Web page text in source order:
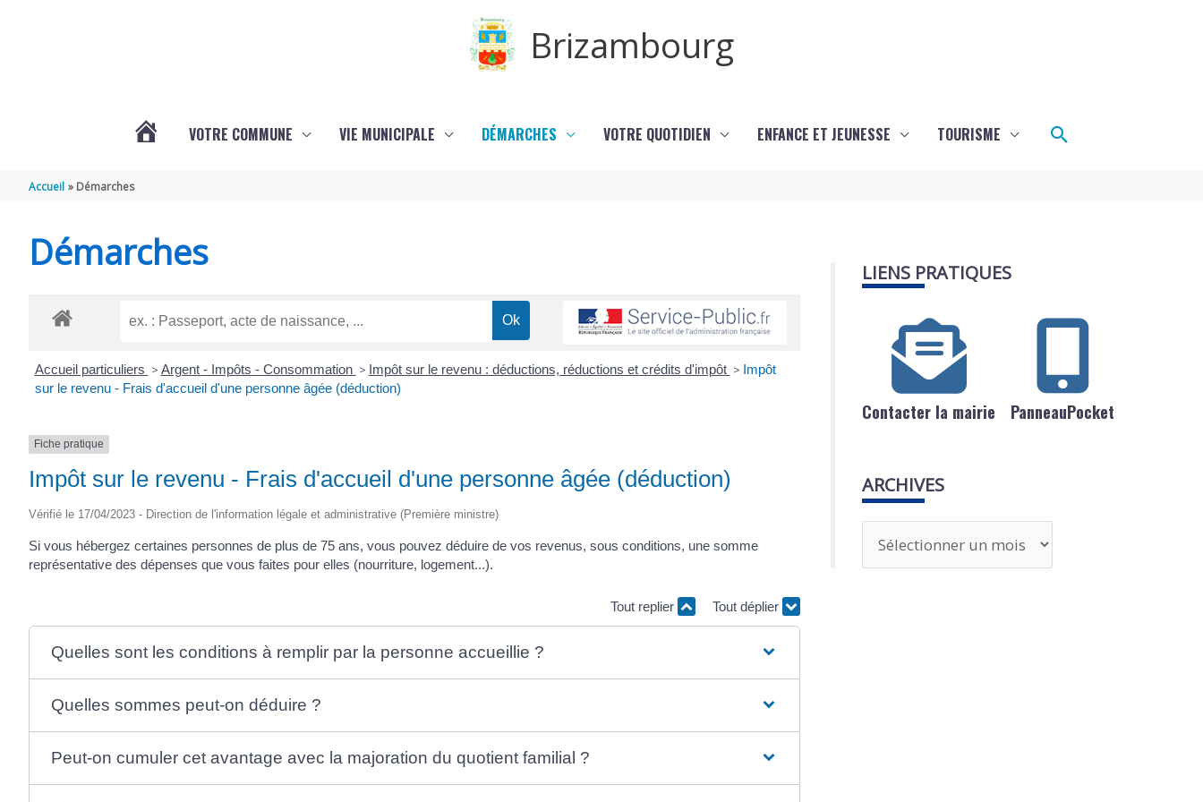
Brizambourg
VOTRE COMMUNE VIE MUNICIPALE DÉMARCHES VOTRE QUOTIDIEN ENFANCE ET JEUNESSE TOURISME Rechercher
Accueil Démarches
Démarches
Accueil particuliers > Argent - Impôts - Consommation > Impôt sur le revenu : déductions, réductions et crédits d'impôt > Impôt
sur le revenu - Frais d'accueil d'une personne âgée (déduction)
Fiche pratique
Impôt sur le revenu - Frais d'accueil d'une personne âgée (déduction)
Vérifié le 17/04/2023 - Direction de l'information légale et administrative (Première ministre)
Si vous hébergez certaines personnes de plus de 75 ans, vous pouvez déduire de vos revenus, sous conditions, une somme
représentative des dépenses que vous faites pour elles (nourriture, logement...).
Tout replier Tout déplier
Quelles sont les conditions à remplir par la personne accueillie ?
Quelles sommes peut-on déduire ?
Peut-on cumuler cet avantage avec la majoration du quotient familial ?
LIENS PRATIQUES
Contacter la mairie PanneauPocket
ARCHIVES
r